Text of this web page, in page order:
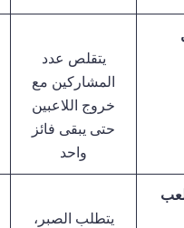
يتقلص عدد
المشاركين مع
خروج اللاعبين
حتى يبقى فائز
واحد
يتطلب الصبر،